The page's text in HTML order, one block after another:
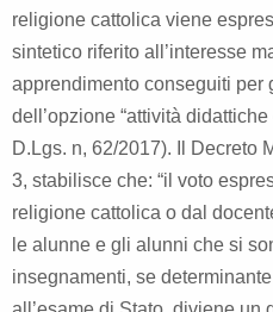
religione cattolica viene
sintetico riferito all’interesse
apprendimento conseguiti per
dell’opzione “attività
D.Lgs. n, 62/2017). Il Decreto
3, stabilisce che: “il voto
religione cattolica o dal
le alunne e gli alunni che si
insegnamenti, se